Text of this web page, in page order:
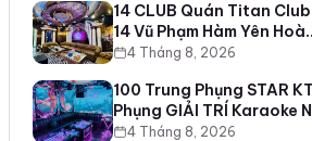
14 CLUB Quán Titan
14 Vũ Phạm Hàm Yên
4 Tháng 8, 2026
100 Trung Phụng STAR
Phụng GIẢI TRÍ Karaoke
4 Tháng 8, 2026